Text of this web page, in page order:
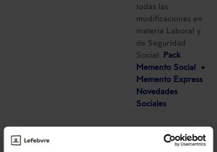
todas las
modificaciones en
materia Laboral y
de Seguridad
Social: Pack
Memento Social +
Memento Express
Novedades
Sociales